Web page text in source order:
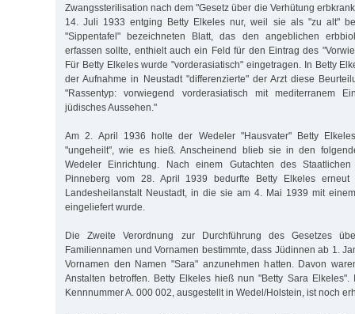
Zwangssterilisation nach dem "Gesetz über die Verhütung
14. Juli 1933 entging Betty Elkeles nur, weil sie als "zu alt"
"Sippentafel" bezeichneten Blatt, das den angeblichen
erfassen sollte, enthielt auch ein Feld für den Eintrag des
Für Betty Elkeles wurde "vorderasiatisch" eingetragen. In Betty
der Aufnahme in Neustadt "differenzierte" der Arzt diese
"Rassentyp: vorwiegend vorderasiatisch mit mediterranem
jüdisches Aussehen."
Am 2. April 1936 holte der Wedeler "Hausvater" Betty
"ungeheilt", wie es hieß. Anscheinend blieb sie in den
Wedeler Einrichtung. Nach einem Gutachten des Staatlichen
Pinneberg vom 28. April 1939 bedurfte Betty Elkeles
Landesheilanstalt Neustadt, in die sie am 4. Mai 1939 mit
eingeliefert wurde.
Die Zweite Verordnung zur Durchführung des Gesetzes
Familiennamen und Vornamen bestimmte, dass Jüdinnen ab 1.
Vornamen den Namen "Sara" anzunehmen hatten. Davon
Anstalten betroffen. Betty Elkeles hieß nun "Betty Sara Elkeles".
Kennnummer A. 000 002, ausgestellt in Wedel/Holstein, ist noch